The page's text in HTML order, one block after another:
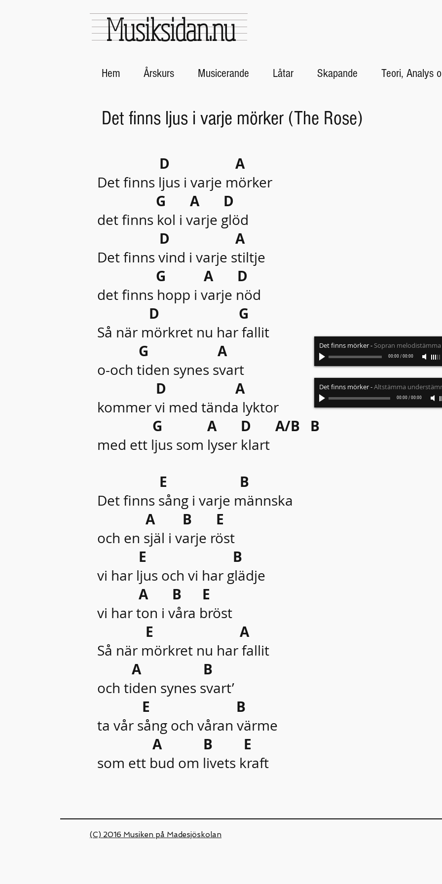
Musiksidan.nu
Hem Årskurs Musicerande Låtar Skapande Teori, Analys
Det finns ljus i varje mörker (The Rose)
D A
Det finns ljus i varje mörker
G A D
det finns kol i varje glöd
D A
Det finns vind i varje stiltje
G A D
det finns hopp i varje nöd
D G
Så när mörkret nu har fallit
G A
o-och tiden synes svart
D A
kommer vi med tända lyktor
G A D A/B B
med ett ljus som lyser klart
E B
Det finns sång i varje männska
A B E
och en själ i varje röst
E B
vi har ljus och vi har glädje
A B E
vi har ton i våra bröst
E A
Så när mörkret nu har fallit
A B
och tiden synes svart’
E B
ta vår sång och våran värme
A B E
som ett bud om livets kraft
Det finns mörker-Sopran melodistämma
00:00/00:00
Det finns mörker-Altstämma
00:00/00:00
(C) 2016 Musiken på Madesjöskolan